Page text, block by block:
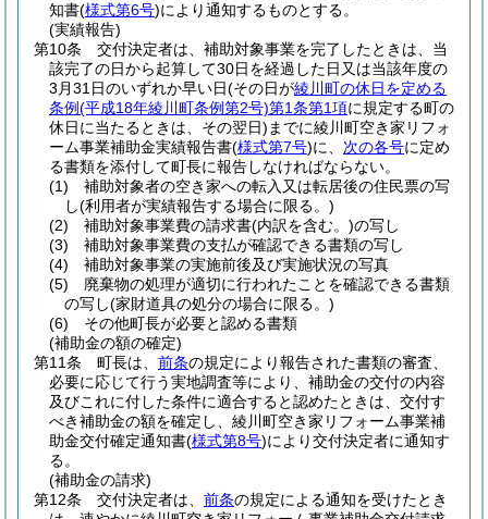
知書(様式第6号)により通知するものとする。
(実績報告)
第10条
交付決定者は、補助対象事業を完了したときは、当
該完了の日から起算して30日を経過した日又は当該年度の
3月31日のいずれか早い日(その日が綾川町の休日を定める
条例(平成18年綾川町条例第2号)第1条第1項に規定する町の
休日に当たるときは、その翌日) までに綾川町空き家リフォ
ーム事業補助金実績報告書(様式第7号)に、 次の各号に定め
る書類を添付して町長に報告しなければならない。
(1)
補助対象者の空き家への転入又は転居後の住民票の写
し(利用者が実績報告する場合に限る。)
(2)
補助対象事業費の請求書(内訳を含む。)の写し
(3)
補助対象事業費の支払が確認できる書類の写し
(4)
補助対象事業の実施前後及び実施状況の写真
(5)
廃棄物の処理が適切に行われたことを確認できる書類
の写し(家財道具の処分の場合に限る。)
(6)
その他町長が必要と認める書類
(補助金の額の確定)
第11条
町長は、 前条の規定により報告された書類の審査、
必要に応じて行う実地調査等により、補助金の交付の内容
及びこれに付した条件に適合すると認めたときは、交付す
べき補助金の額を確定し、綾川町空き家リフォーム事業補
助金交付確定通知書(様式第8号)により交付決定者に通知す
る。
(補助金の請求)
第12条
交付決定者は、 前条の規定による通知を受けたとき